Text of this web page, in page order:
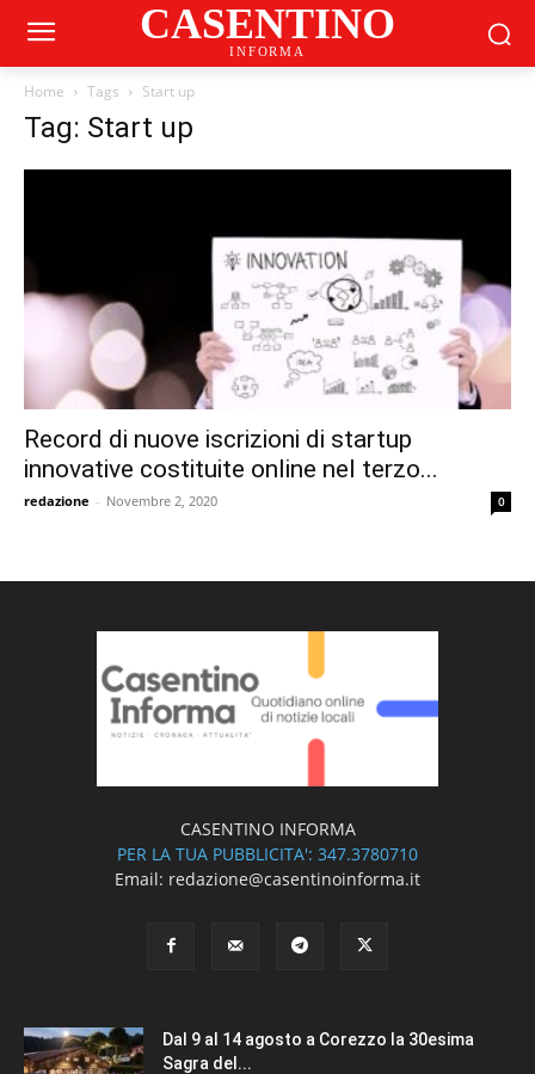
CASENTINO
INFORMA
Home Tags Start up
Tag: Start up
Record di nuove iscrizioni di startup
innovative costituite online nel terzo...
redazione - Novembre 2, 2020 0
CASENTINO INFORMA
PER LA TUA PUBBLICITA': 347.3780710
Email: redazione@casentinoinforma.it
Dal 9 al 14 agosto a Corezzo la 30esima
Sagra del...